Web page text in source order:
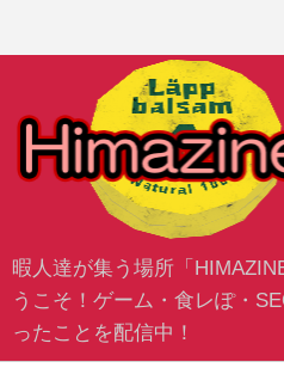
暇人達が集う場所「
うこそ！ゲーム・食レぽ・
ったことを配信中！